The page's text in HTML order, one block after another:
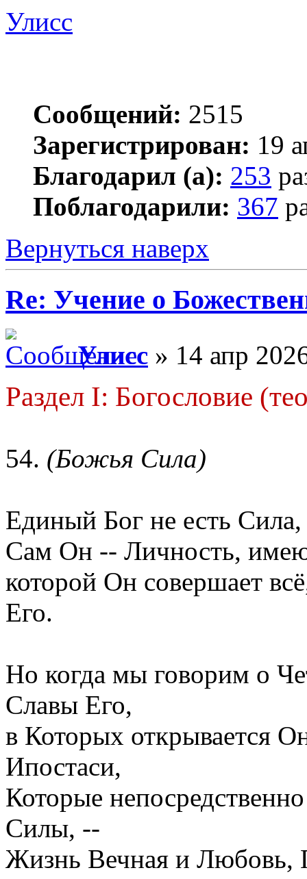
Улисс
Сообщений: 2515
Зарегистрирован: 19
Благодарил (а): 253
Поблагодарили: 367
Вернуться наверх
Re: Учение о
Улисс » 14 апр
Раздел I: Богословие
54. (Божья Сила)
Единый Бог не есть
Сам Он -- Личность,
которой Он совершает
Его.
Но когда мы говорим о
Славы Его,
в Которых открывается
Ипостаси,
Которые
Силы, --
Жизнь Вечная и Любовь,